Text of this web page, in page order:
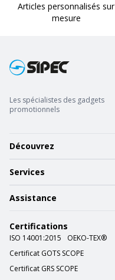
Articles personnalisés sur
mesure
Les spécialistes des gadgets
promotionnels
Découvrez
Services
Assistance
Certifications
ISO 14001:2015
OEKO-TEX®
Certificat GOTS SCOPE
Certificat GRS SCOPE